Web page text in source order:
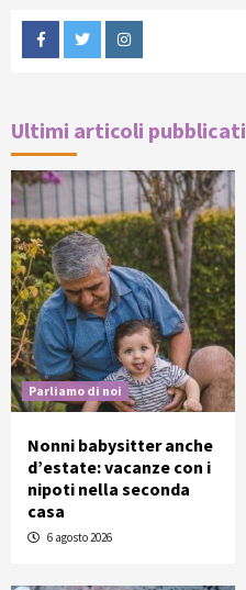
FacebookTwitterInstagram
Ultimi articoli pubblicati
Parliamo di noi
Nonni babysitter anche
d’estate: vacanze con i
nipoti nella seconda
casa
6 agosto 2026